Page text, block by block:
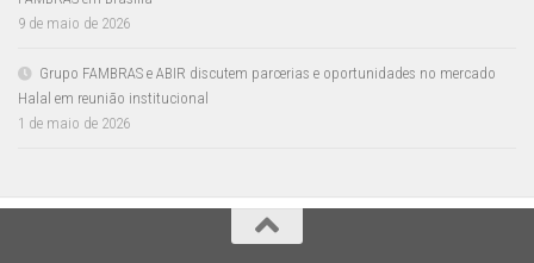
9 de maio de 2026
Grupo FAMBRAS e ABIR discutem parcerias e oportunidades no mercado
Halal em reunião institucional
1 de maio de 2026